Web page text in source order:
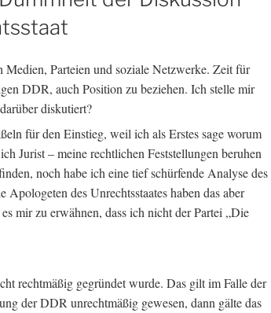
Medien, Parteien und soziale Netzwerke. Zeit für
DDR, auch Position zu beziehen. Ich stelle mir
diskutiert?
für den Einstieg, weil ich als Erstes sage worum
Jurist – meine rechtlichen Feststellungen beruhen
noch habe ich eine tief schürfende Analyse des
Apologeten des Unrechtsstaates haben das aber
mir zu erwähnen, dass ich nicht der Partei „Die
rechtmäßig gegründet wurde. Das gilt im Falle der
der DDR unrechtmäßig gewesen, dann gälte das